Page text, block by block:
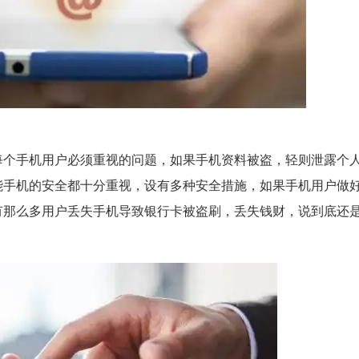
手机用户必须重视的问题，如果手机资料被盗，轻则泄露个
机的安全都十分重视，设有多种安全措施，如果手机用户做
么多用户丢失手机导致银行卡被盗刷，丢失钱财，说到底还